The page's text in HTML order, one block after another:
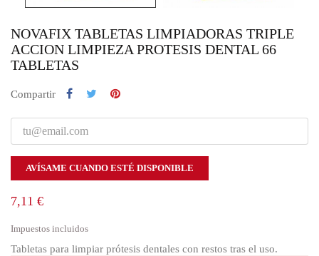
NOVAFIX TABLETAS LIMPIADORAS TRIPLE
ACCION LIMPIEZA PROTESIS DENTAL 66
TABLETAS
Compartir
AVÍSAME CUANDO ESTÉ DISPONIBLE
7,11 €
Impuestos incluidos
Tabletas para limpiar prótesis dentales con restos tras el uso.